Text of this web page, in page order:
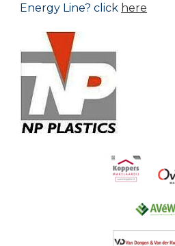
Energy Line? click here